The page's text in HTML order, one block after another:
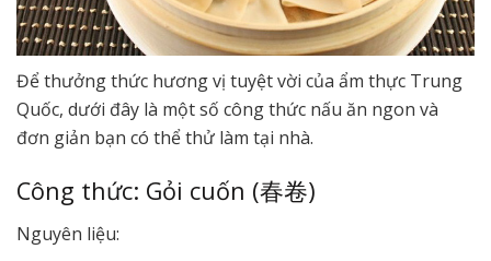
Để thưởng thức hương vị tuyệt vời của ẩm thực Trung
Quốc, dưới đây là một số công thức nấu ăn ngon và
đơn giản bạn có thể thử làm tại nhà.
Công thức: Gỏi cuốn (春卷)
Nguyên liệu: